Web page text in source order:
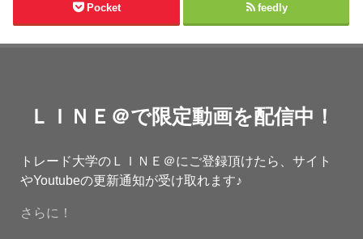
Pocket feedly
ＬＩＮＥ＠で限定動画を配信中！
トレード大学のＬＩＮＥ＠にご登録頂けたら、サイト
やYoutubeの更新通知が受け取れます♪
さらに！